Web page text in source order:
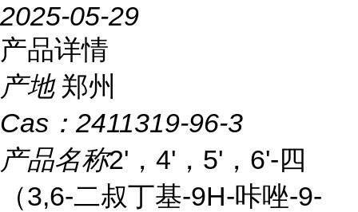
2025-05-29
产品详情
产地 郑州
Cas： 2411319-96-3
产品名称2'，4'，5'，6'-四
（3,6-二叔丁基-9H-咔唑-9-